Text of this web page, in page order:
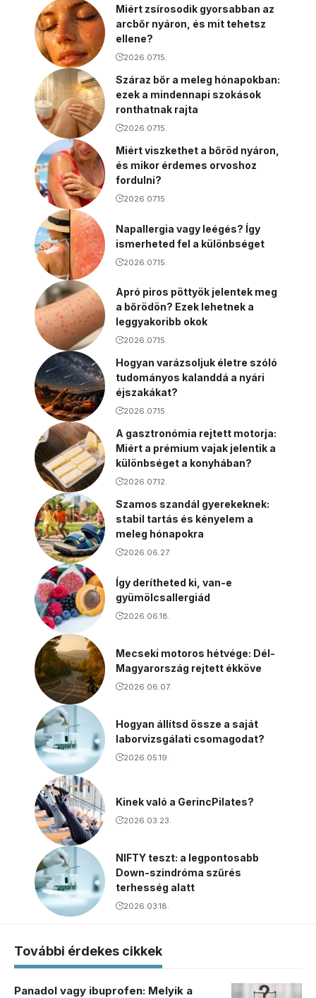
Miért zsírosodik gyorsabban az
arcbőr nyáron, és mit tehetsz
ellene?
2026.07.15.
Száraz bőr a meleg hónapokban:
ezek a mindennapi szokások
ronthatnak rajta
2026.07.15.
Miért viszkethet a bőröd nyáron,
és mikor érdemes orvoshoz
fordulni?
2026.07.15.
Napallergia vagy leégés? Így
ismerheted fel a különbséget
2026.07.15.
Apró piros pöttyök jelentek meg
a bőrödön? Ezek lehetnek a
leggyakoribb okok
2026.07.15.
Hogyan varázsoljuk életre szóló
tudományos kalanddá a nyári
éjszakákat?
2026.07.15.
A gasztronómia rejtett motorja:
Miért a prémium vajak jelentik a
különbséget a konyhában?
2026.07.12.
Szamos szandál gyerekeknek:
stabil tartás és kényelem a
meleg hónapokra
2026.06.27.
Így derítheted ki, van-e
gyümölcsallergiád
2026.06.18.
Mecseki motoros hétvége: Dél-
Magyarország rejtett ékköve
2026.06.07.
Hogyan állítsd össze a saját
laborvizsgálati csomagodat?
2026.05.19.
Kinek való a GerincPilates?
2026.03.23.
NIFTY teszt: a legpontosabb
Down-szindróma szűrés
terhesség alatt
2026.03.18.
További érdekes cikkek
Panadol vagy ibuprofen: Melyik a